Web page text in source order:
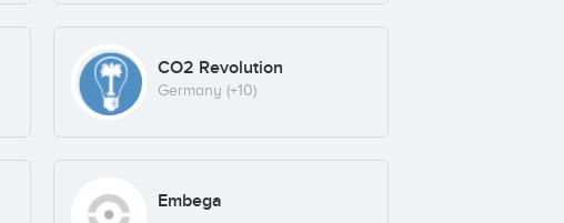
CO2 Revolution
Germany (+10)
Embega